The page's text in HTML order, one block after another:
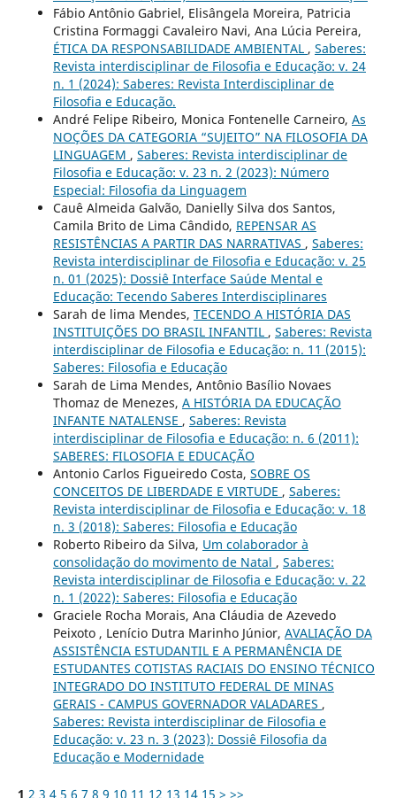
Fábio Antônio Gabriel, Elisângela Moreira, Patricia
Cristina Formaggi Cavaleiro Navi, Ana Lúcia Pereira,
ÉTICA DA RESPONSABILIDADE AMBIENTAL , Saberes:
Revista interdisciplinar de Filosofia e Educação: v. 24
n. 1 (2024): Saberes: Revista Interdisciplinar de
Filosofia e Educação.
André Felipe Ribeiro, Monica Fontenelle Carneiro, As
NOÇÕES DA CATEGORIA “SUJEITO” NA FILOSOFIA DA
LINGUAGEM , Saberes: Revista interdisciplinar de
Filosofia e Educação: v. 23 n. 2 (2023): Número
Especial: Filosofia da Linguagem
Cauê Almeida Galvão, Danielly Silva dos Santos,
Camila Brito de Lima Cândido, REPENSAR AS
RESISTÊNCIAS A PARTIR DAS NARRATIVAS , Saberes:
Revista interdisciplinar de Filosofia e Educação: v. 25
n. 01 (2025): Dossiê Interface Saúde Mental e
Educação: Tecendo Saberes Interdisciplinares
Sarah de lima Mendes, TECENDO A HISTÓRIA DAS
INSTITUIÇÕES DO BRASIL INFANTIL , Saberes: Revista
interdisciplinar de Filosofia e Educação: n. 11 (2015):
Saberes: Filosofia e Educação
Sarah de Lima Mendes, Antônio Basílio Novaes
Thomaz de Menezes, A HISTÓRIA DA EDUCAÇÃO
INFANTE NATALENSE , Saberes: Revista
interdisciplinar de Filosofia e Educação: n. 6 (2011):
SABERES: FILOSOFIA E EDUCAÇÃO
Antonio Carlos Figueiredo Costa, SOBRE OS
CONCEITOS DE LIBERDADE E VIRTUDE , Saberes:
Revista interdisciplinar de Filosofia e Educação: v. 18
n. 3 (2018): Saberes: Filosofia e Educação
Roberto Ribeiro da Silva, Um colaborador à
consolidação do movimento de Natal , Saberes:
Revista interdisciplinar de Filosofia e Educação: v. 22
n. 1 (2022): Saberes: Filosofia e Educação
Graciele Rocha Morais, Ana Cláudia de Azevedo
Peixoto , Lenício Dutra Marinho Júnior, AVALIAÇÃO DA
ASSISTÊNCIA ESTUDANTIL E A PERMANÊNCIA DE
ESTUDANTES COTISTAS RACIAIS DO ENSINO TÉCNICO
INTEGRADO DO INSTITUTO FEDERAL DE MINAS
GERAIS - CAMPUS GOVERNADOR VALADARES ,
Saberes: Revista interdisciplinar de Filosofia e
Educação: v. 23 n. 3 (2023): Dossiê Filosofia da
Educação e Modernidade
1 2 3 4 5 6 7 8 9 10 11 12 13 14 15 > >>